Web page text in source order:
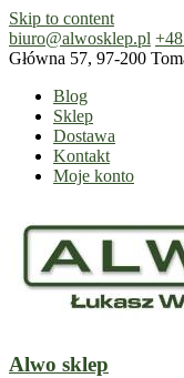
Skip to content
biuro@alwosklep.pl
Główna 57, 97-200
Blog
Sklep
Dostawa
Kontakt
Moje konto
Alwo sklep